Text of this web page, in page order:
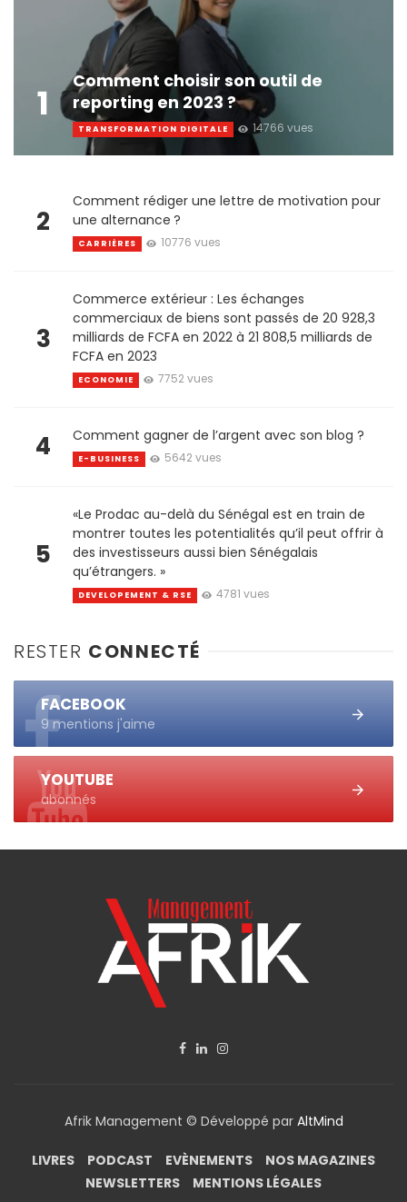
1
Comment choisir son outil de
reporting en 2023 ?
TRANSFORMATION DIGITALE 14766 vues
2
Comment rédiger une lettre de motivation pour
une alternance ?
CARRIÈRES 10776 vues
3
Commerce extérieur : Les échanges
commerciaux de biens sont passés de 20 928,3
milliards de FCFA en 2022 à 21 808,5 milliards de
FCFA en 2023
ECONOMIE 7752 vues
4 Comment gagner de l’argent avec son blog ?
E-BUSINESS 5642 vues
5
«Le Prodac au-delà du Sénégal est en train de
montrer toutes les potentialités qu’il peut offrir à
des investisseurs aussi bien Sénégalais
qu’étrangers. »
DEVELOPEMENT & RSE 4781 vues
RESTER CONNECTÉ
FACEBOOK
9 mentions j'aime
YOUTUBE
abonnés
Afrik Management © Développé par AltMind
LIVRES PODCAST EVÈNEMENTS
NOS MAGAZINES
NEWSLETTERS
MENTIONS LÉGALES